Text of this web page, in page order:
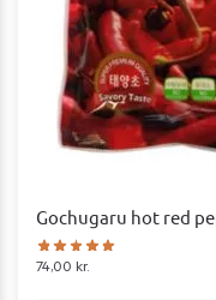
Gochugaru hot red
74,00 kr.